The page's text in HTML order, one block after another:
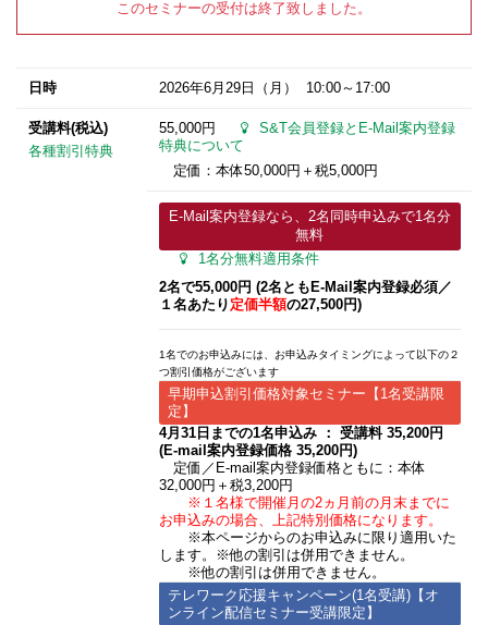
このセミナーの受付は終了致しました。
日時 2026年6月29日 （月） 10:00～17:00
受講料(税込)
各種割引特典
55,000円
S&T会員登録とE-Mail案内登録
特典について
定価：本体50,000円＋税5,000円
E-Mail案内登録なら、2名同時申込みで1名分
無料
1名分無料適用条件
2名で55,000円 (2名ともE-Mail案内登録必須​／
１名あたり 定価半額の27,500円)
1名でのお申込みには、お申込みタイミングによって以下の２
つ割引価格がございます
早期申込割引価格対象セミナー【1名受講限
定】
4月31日までの1名申込み ： 受講料 35,200円
(E-mail案内登録価格 35,200円)
定価／E-mail案内登録価格ともに：本体
32,000円＋税3,200円
※１名様で開催月の2ヵ月前の月末までに
お申込みの場合、上記特別価格になります。
※本ページからのお申込みに限り適用いた
します。※他の割引は併用できません。
※他の割引は併用できません。
テレワーク応援キャンペーン(1名受講)【オ
ンライン配信セミナー受講限定】